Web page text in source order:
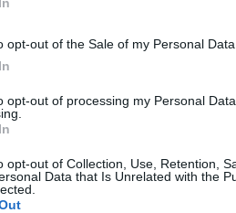
opt-out of the Sale of my Personal Data.
opt-out of processing my Personal
opt-out of Collection, Use, Retention,
Data that Is Unrelated with the
για τον